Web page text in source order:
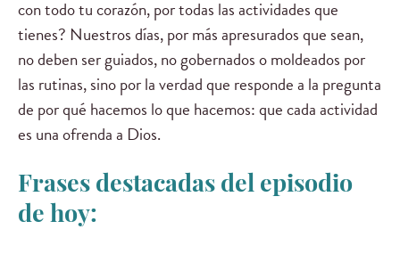
con todo tu corazón, por todas las actividades que
tienes? Nuestros días, por más apresurados que sean,
no deben ser guiados, no gobernados o moldeados por
las rutinas, sino por la verdad que responde a la pregunta
de por qué hacemos lo que hacemos: que cada actividad
es una ofrenda a Dios.
Frases destacadas del episodio
de hoy: